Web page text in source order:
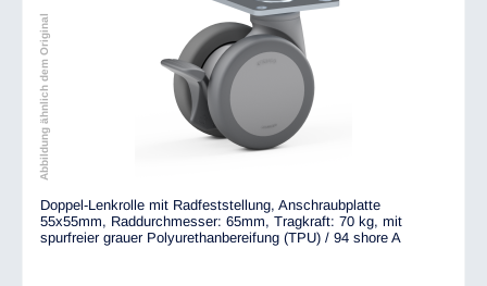
Abbildung ähnlich dem Original
Doppel-Lenkrolle mit Radfeststellung, Anschraubplatte
55x55mm, Raddurchmesser: 65mm, Tragkraft: 70 kg, mit
spurfreier grauer Polyurethanbereifung (TPU) / 94 shore A